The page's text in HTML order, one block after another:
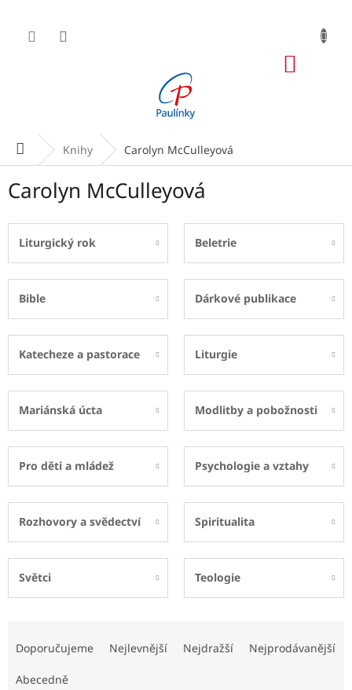
obsah
Domů Knihy Carolyn McCulleyová
Carolyn McCulleyová
Liturgický rok Beletrie
Bible Dárkové publikace
Katecheze a pastorace Liturgie
Mariánská úcta Modlitby a pobožnosti
Pro děti a mládež Psychologie a vztahy
Rozhovory a svědectví Spiritualita
Světci Teologie
Doporučujeme Nejlevnější Nejdražší Nejprodávanější
Abecedně